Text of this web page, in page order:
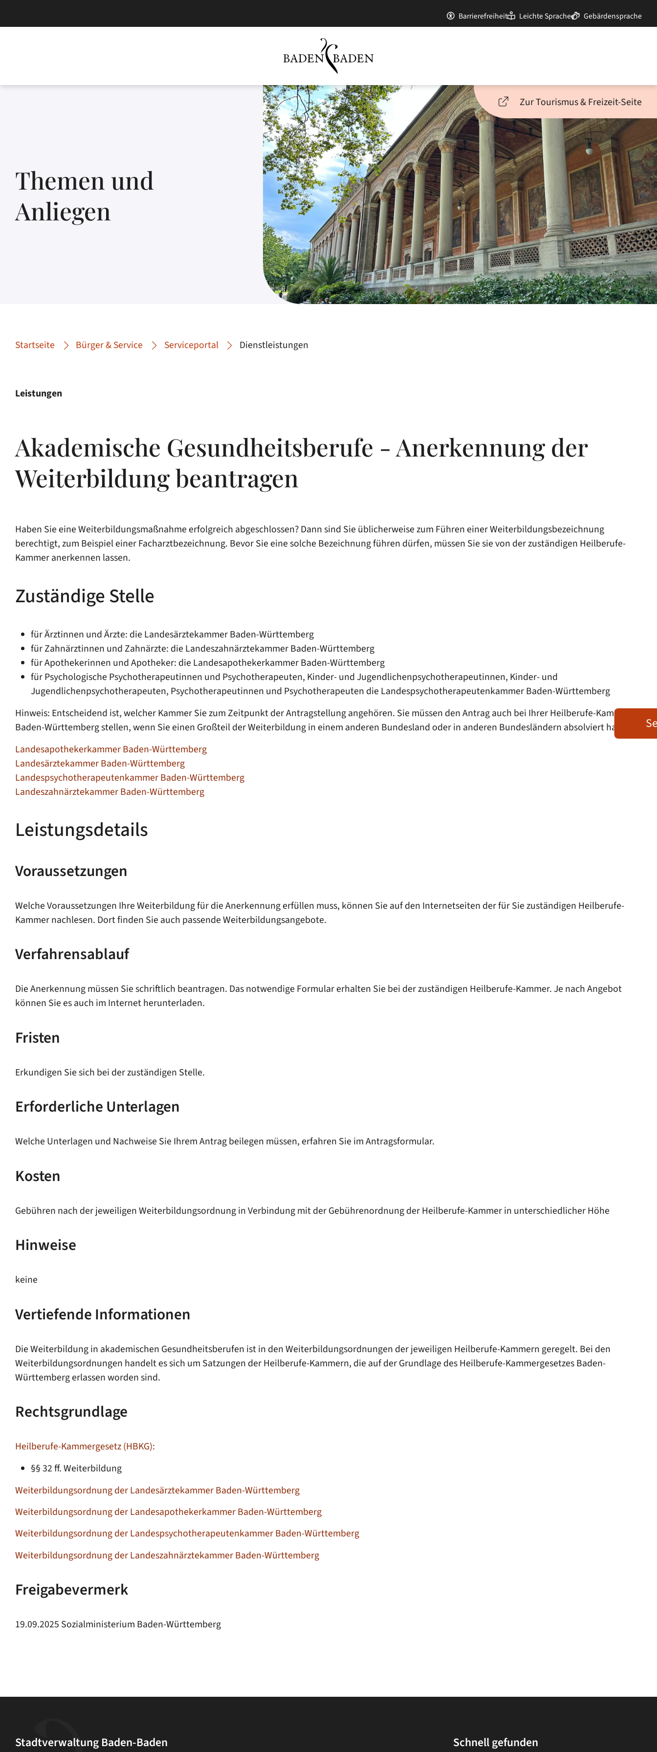
Barrierefreiheit Leichte Sprache Gebärdensprache
Zur Tourismus & Freizeit-Seite
Themen und
Anliegen
Startseite Bürger & Service Serviceportal Dienstleistungen
Leistungen
Akademische Gesundheitsberufe - Anerkennung der
Weiterbildung beantragen
Haben Sie eine Weiterbildungsmaßnahme erfolgreich abgeschlossen? Dann sind Sie üblicherweise zum Führen einer Weiterbildungsbezeichnung
berechtigt, zum Beispiel einer Facharztbezeichnung. Bevor Sie eine solche Bezeichnung führen dürfen, müssen Sie sie von der zuständigen Heilberufe-
Kammer anerkennen lassen.
Zuständige Stelle
für Ärztinnen und Ärzte: die Landesärztekammer Baden-Württemberg
für Zahnärztinnen und Zahnärzte: die Landeszahnärztekammer Baden-Württemberg
für Apothekerinnen und Apotheker: die Landesapothekerkammer Baden-Württemberg
für Psychologische Psychotherapeutinnen und Psychotherapeuten, Kinder- und Jugendlichenpsychotherapeutinnen, Kinder- und
Jugendlichenpsychotherapeuten, Psychotherapeutinnen und Psychotherapeuten die Landespsychotherapeutenkammer Baden-Württemberg
Hinweis: Entscheidend ist, welcher Kammer Sie zum Zeitpunkt der Antragstellung angehören. Sie müssen den Antrag auch bei Ihrer Heilberufe-Kammer in
Baden-Württemberg stellen, wenn Sie einen Großteil der Weiterbildung in einem anderen Bundesland oder in anderen Bundesländern absolviert haben.
Landesapothekerkammer Baden-Württemberg
Landesärztekammer Baden-Württemberg
Landespsychotherapeutenkammer Baden-Württemberg
Landeszahnärztekammer Baden-Württemberg
Leistungsdetails
Voraussetzungen
Welche Voraussetzungen Ihre Weiterbildung für die Anerkennung erfüllen muss, können Sie auf den Internetseiten der für Sie zuständigen Heilberufe-
Kammer nachlesen. Dort finden Sie auch passende Weiterbildungsangebote.
Verfahrensablauf
Die Anerkennung müssen Sie schriftlich beantragen. Das notwendige Formular erhalten Sie bei der zuständigen Heilberufe-Kammer. Je nach Angebot
können Sie es auch im Internet herunterladen.
Fristen
Erkundigen Sie sich bei der zuständigen Stelle.
Erforderliche Unterlagen
Welche Unterlagen und Nachweise Sie Ihrem Antrag beilegen müssen, erfahren Sie im Antragsformular.
Kosten
Gebühren nach der jeweiligen Weiterbildungsordnung in Verbindung mit der Gebührenordnung der Heilberufe-Kammer in unterschiedlicher Höhe
Hinweise
keine
Vertiefende Informationen
Die Weiterbildung in akademischen Gesundheitsberufen ist in den Weiterbildungsordnungen der jeweiligen Heilberufe-Kammern geregelt. Bei den
Weiterbildungsordnungen handelt es sich um Satzungen der Heilberufe-Kammern, die auf der Grundlage des Heilberufe-Kammergesetzes Baden-
Württemberg erlassen worden sind.
Rechtsgrundlage
Heilberufe-Kammergesetz (HBKG):
§§ 32 ff. Weiterbildung
Weiterbildungsordnung der Landesärztekammer Baden-Württemberg
Weiterbildungsordnung der Landesapothekerkammer Baden-Württemberg
Weiterbildungsordnung der Landespsychotherapeutenkammer Baden-Württemberg
Weiterbildungsordnung der Landeszahnärztekammer Baden-Württemberg
Freigabevermerk
19.09.2025 Sozialministerium Baden-Württemberg
Stadtverwaltung Baden-Baden Schnell gefunden